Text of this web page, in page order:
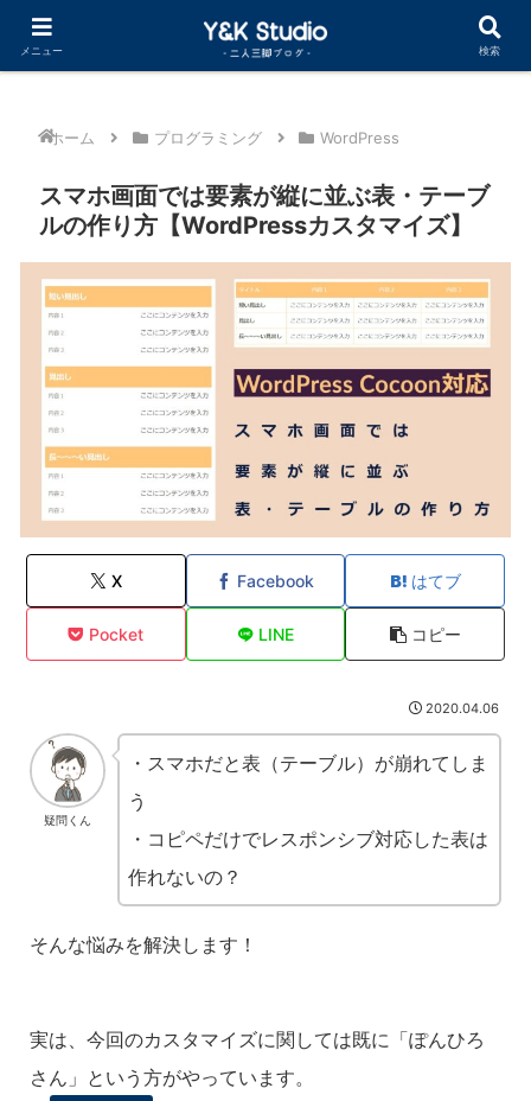
Cocoonカスタマイズ まとめ記事公開中
ホーム プログラミング WordPress
スマホ画面では要素が縦に並ぶ表・テーブ
ルの作り方【WordPressカスタマイズ】
X Facebook はてブ
Pocket LINE コピー
2020.04.06
疑問くん
・スマホだと表（テーブル）が崩れてしま
う
・コピペだけでレスポンシブ対応した表は
作れないの？
そんな悩みを解決します！
実は、今回のカスタマイズに関しては既に「ぽんひろ
さん」という方がやっています。
メニュー 検索